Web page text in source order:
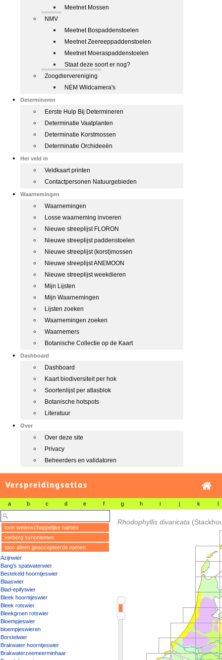
Meetnet Mossen
NMV
Meetnet Bospaddenstoelen
Meetnet Zeereeppaddenstoelen
Meetnet Moeraspaddenstoelen
Staat deze soort er nog?
Zoogdiervereniging
NEM Wildcamera's
Determineren
Eerste Hulp Bij Determineren
Determinatie Vaatplanten
Determinatie Korstmossen
Determinatie Orchideeën
Het veld in
Veldkaart printen
Contactpersonen Natuurgebieden
Waarnemingen
Waarnemingen
Losse waarneming invoeren
Nieuwe streeplijst FLORON
Nieuwe streeplijst paddenstoelen
Nieuwe streeplijst (korst)mossen
Nieuwe streeplijst ANEMOON
Nieuwe streeplijst weekdieren
Mijn Lijsten
Mijn Waarnemingen
Lijsten zoeken
Waarnemingen zoeken
Waarnemers
Botanische Collectie op de Kaart
Dashboard
Dashboard
Kaart biodiversiteit per hok
Soortenlijst per atlasblok
Botanische hotspots
Literatuur
Over
Over deze site
Privacy
Beheerders en validatoren
Verspreidingsatlas
a b c d e f g h i j k l
toon wetenschappelijke namen
verberg synoniemen
toon alleen geaccepteerde namen
Azijnwier
Bang's spatwaterwier
Bestekeld hoorntjeswier
Blaaswier
Blad-epifytwier
Bleek hoorntjeswier
Bleek rotswier
Bleekgroen rotswier
Bloempjeswier
bloempjeswieren
Borstelwier
Brakwater hoorntjeswier
Brakwaterzeemeerminhaar
Rhodophyllis divaricata